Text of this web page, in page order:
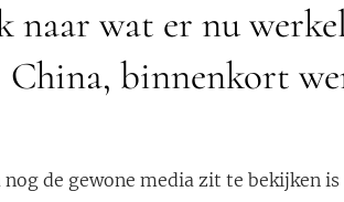
naar wat er nu
China, binnenkort
nog de gewone media zit te bekijken